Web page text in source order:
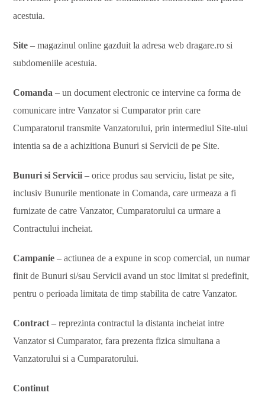
acestuia.
Site – magazinul online gazduit la adresa web dragare.ro si
subdomeniile acestuia.
Comanda – un document electronic ce intervine ca forma de
comunicare intre Vanzator si Cumparator prin care
Cumparatorul transmite Vanzatorului, prin intermediul Site-ului
intentia sa de a achizitiona Bunuri si Servicii de pe Site.
Bunuri si Servicii – orice produs sau serviciu, listat pe site,
inclusiv Bunurile mentionate in Comanda, care urmeaza a fi
furnizate de catre Vanzator, Cumparatorului ca urmare a
Contractului incheiat.
Campanie – actiunea de a expune in scop comercial, un numar
finit de Bunuri si/sau Servicii avand un stoc limitat si predefinit,
pentru o perioada limitata de timp stabilita de catre Vanzator.
Contract – reprezinta contractul la distanta incheiat intre
Vanzator si Cumparator, fara prezenta fizica simultana a
Vanzatorului si a Cumparatorului.
Continut